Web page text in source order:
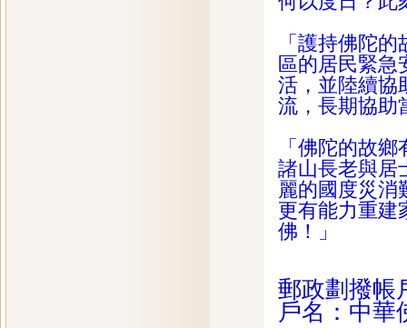
「護持佛陀
區的居民緊急
活，並陸續協
流，長期協助
「佛陀的故
諸山長老與居
麗的國度災消
更有能力重建
佛！」
郵政劃撥帳
戶名：中華